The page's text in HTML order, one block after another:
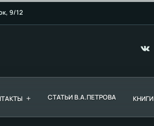
9/12
+ СТАТЬИ В.А.ПЕТРОВА КНИГИ